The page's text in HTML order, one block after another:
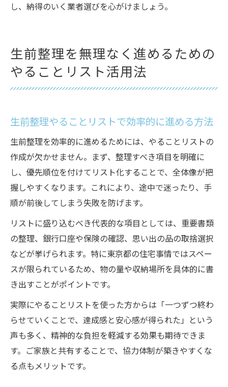
し、納得のいく業者選びを心がけましょう。
生前整理を無理なく進めるための
やることリスト活用法
生前整理やることリストで効率的に進める方法
生前整理を効率的に進めるためには、やることリストの
作成が欠かせません。まず、整理すべき項目を明確に
し、優先順位を付けてリスト化することで、全体像が把
握しやすくなります。これにより、途中で迷ったり、手
順が前後してしまう失敗を防げます。
リストに盛り込むべき代表的な項目としては、重要書類
の整理、銀行口座や保険の確認、思い出の品の取捨選択
などが挙げられます。特に東京都の住宅事情ではスペー
スが限られているため、物の量や収納場所を具体的に書
き出すことがポイントです。
実際にやることリストを使った方からは「一つずつ終わ
らせていくことで、達成感と安心感が得られた」という
声も多く、精神的な負担を軽減する効果も期待できま
す。ご家族と共有することで、協力体制が築きやすくな
る点もメリットです。